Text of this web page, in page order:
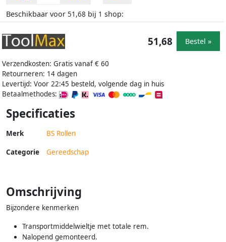
Beschikbaar voor 51,68 bij 1 shop:
Verzendkosten: Gratis vanaf € 60
Retourneren: 14 dagen
Levertijd: Voor 22:45 besteld, volgende dag in huis
Betaalmethodes:
51,68 Bestel »
Specificaties
Merk BS Rollen
Categorie Gereedschap
Omschrijving
Bijzondere kenmerken
Transportmiddelwieltje met totale rem.
Nalopend gemonteerd.